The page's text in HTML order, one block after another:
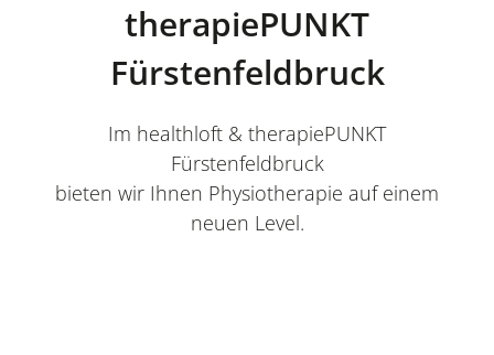
therapiePUNKT
Fürstenfeldbruck
Im healthloft & therapiePUNKT
Fürstenfeldbruck
bieten wir Ihnen Physiotherapie auf einem
neuen Level.